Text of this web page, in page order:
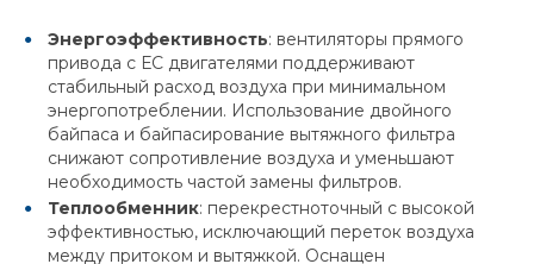
Энергоэффективность: вентиляторы прямого
привода с ЕС двигателями поддерживают
стабильный расход воздуха при минимальном
энергопотреблении. Использование двойного
байпаса и байпасирование вытяжного фильтра
снижают сопротивление воздуха и уменьшают
необходимость частой замены фильтров.
Теплообменник: перекрестноточный с высокой
эффективностью, исключающий переток воздуха
между притоком и вытяжкой. Оснащен